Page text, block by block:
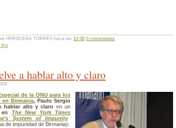
HERGUERA TORRES hacia las 10:06 0 comentarios
Kyi
a hablar alto y claro
de la ONU para los
en Birmania, Paulo Sergio
hablar alto y claro en un
en
The New York Times
System of Impunity
de impunidad de Birmania):